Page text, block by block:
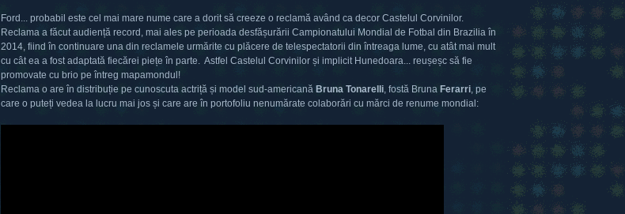
Ford... probabil este cel mai mare nume care a dorit să creeze o reclamă având ca decor Castelul Corvinilor.
Reclama a făcut audiență record, mai ales pe perioada desfășurării Campionatului Mondial de Fotbal din Brazilia în
2014, fiind în continuare una din reclamele urmărite cu plăcere de telespectatorii din întreaga lume, cu atât mai mult
cu cât ea a fost adaptată fiecărei piețe în parte. Astfel Castelul Corvinilor și implicit Hunedoara... reușeșc să fie
promovate cu brio pe întreg mapamondul!
Reclama o are în distribuție pe cunoscuta actriță și model sud-americană Bruna Tonarelli, fostă Bruna Ferarri, pe
care o puteți vedea la lucru mai jos și care are în portofoliu nenumărate colaborări cu mărci de renume mondial: